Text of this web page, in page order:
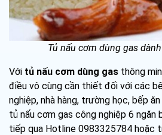
Tủ nấu cơm dùng gas
Với tủ nấu cơm dùng gas thông
điều vô cùng cần thiết đối với các
nghiệp, nhà hàng, trường học, bếp
tủ nấu cơm gas công nghiệp 6
tiếp qua Hotline 0983325784 hoặc